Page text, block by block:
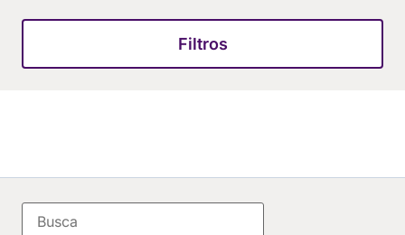
Filtros